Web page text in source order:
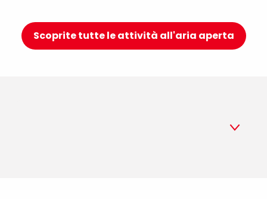
Scoprite tutte le attività all'aria aperta